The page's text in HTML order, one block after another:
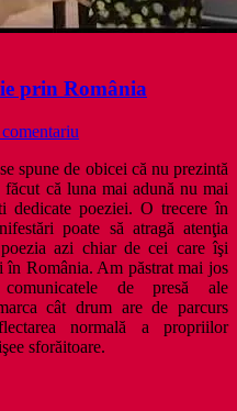
prin România
spune de obicei că nu prezintă
că luna mai adună nu mai
dedicate poeziei. O trecere în
poate să atragă atenţia
azi chiar de cei care îşi
România. Am păstrat mai jos
de presă ale
cât drum are de parcurs
normală a propriilor
sforăitoare.